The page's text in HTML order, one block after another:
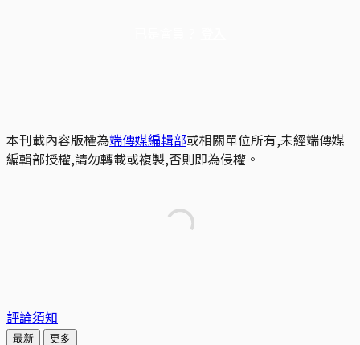
本刊載內容版權為端傳媒編輯部或相關單位所有,未經端傳媒
編輯部授權,請勿轉載或複製,否則即為侵權。
評論須知
最新 更多